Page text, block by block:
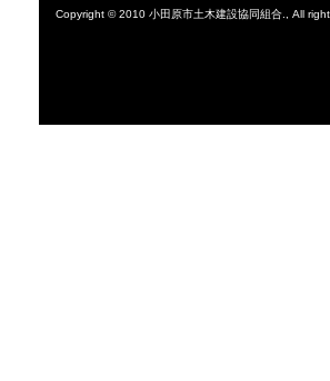
Copyright © 2010 小田原市土木建設協同組合., All